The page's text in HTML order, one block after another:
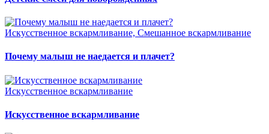
Искусственное вскармливание, Смешанное вскармливание
Почему малыш не наедается и плачет?
Искусственное вскармливание
Искусственное вскармливание